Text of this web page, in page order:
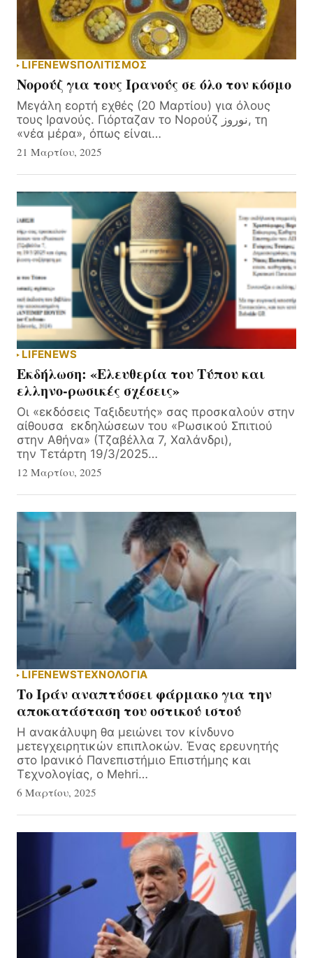
LIFENEWSΠΟΛΙΤΙΣΜΟΣ
Νορούζ για τους Ιρανούς σε όλο τον κόσμο
Μεγάλη εορτή εχθές (20 Μαρτίου) για όλους
τους Ιρανούς. Γιόρταζαν το Νορούζ نوروز, τη
«νέα μέρα», όπως είναι…
21 Μαρτίου, 2025
LIFENEWS
Εκδήλωση: «Ελευθερία του Τύπου και
ελληνο-ρωσικές σχέσεις»
Οι «εκδόσεις Ταξιδευτής» σας προσκαλούν στην
αίθουσα εκδηλώσεων του «Ρωσικού Σπιτιού
στην Αθήνα» (Τζαβέλλα 7, Χαλάνδρι),
την Τετάρτη 19/3/2025…
12 Μαρτίου, 2025
LIFENEWSΤΕΧΝΟΛΟΓΙΑ
Το Ιράν αναπτύσσει φάρμακο για την
αποκατάσταση του οστικού ιστού
Η ανακάλυψη θα μειώνει τον κίνδυνο
μετεγχειρητικών επιπλοκών. Ένας ερευνητής
στο Ιρανικό Πανεπιστήμιο Επιστήμης και
Τεχνολογίας, ο Mehri…
6 Μαρτίου, 2025